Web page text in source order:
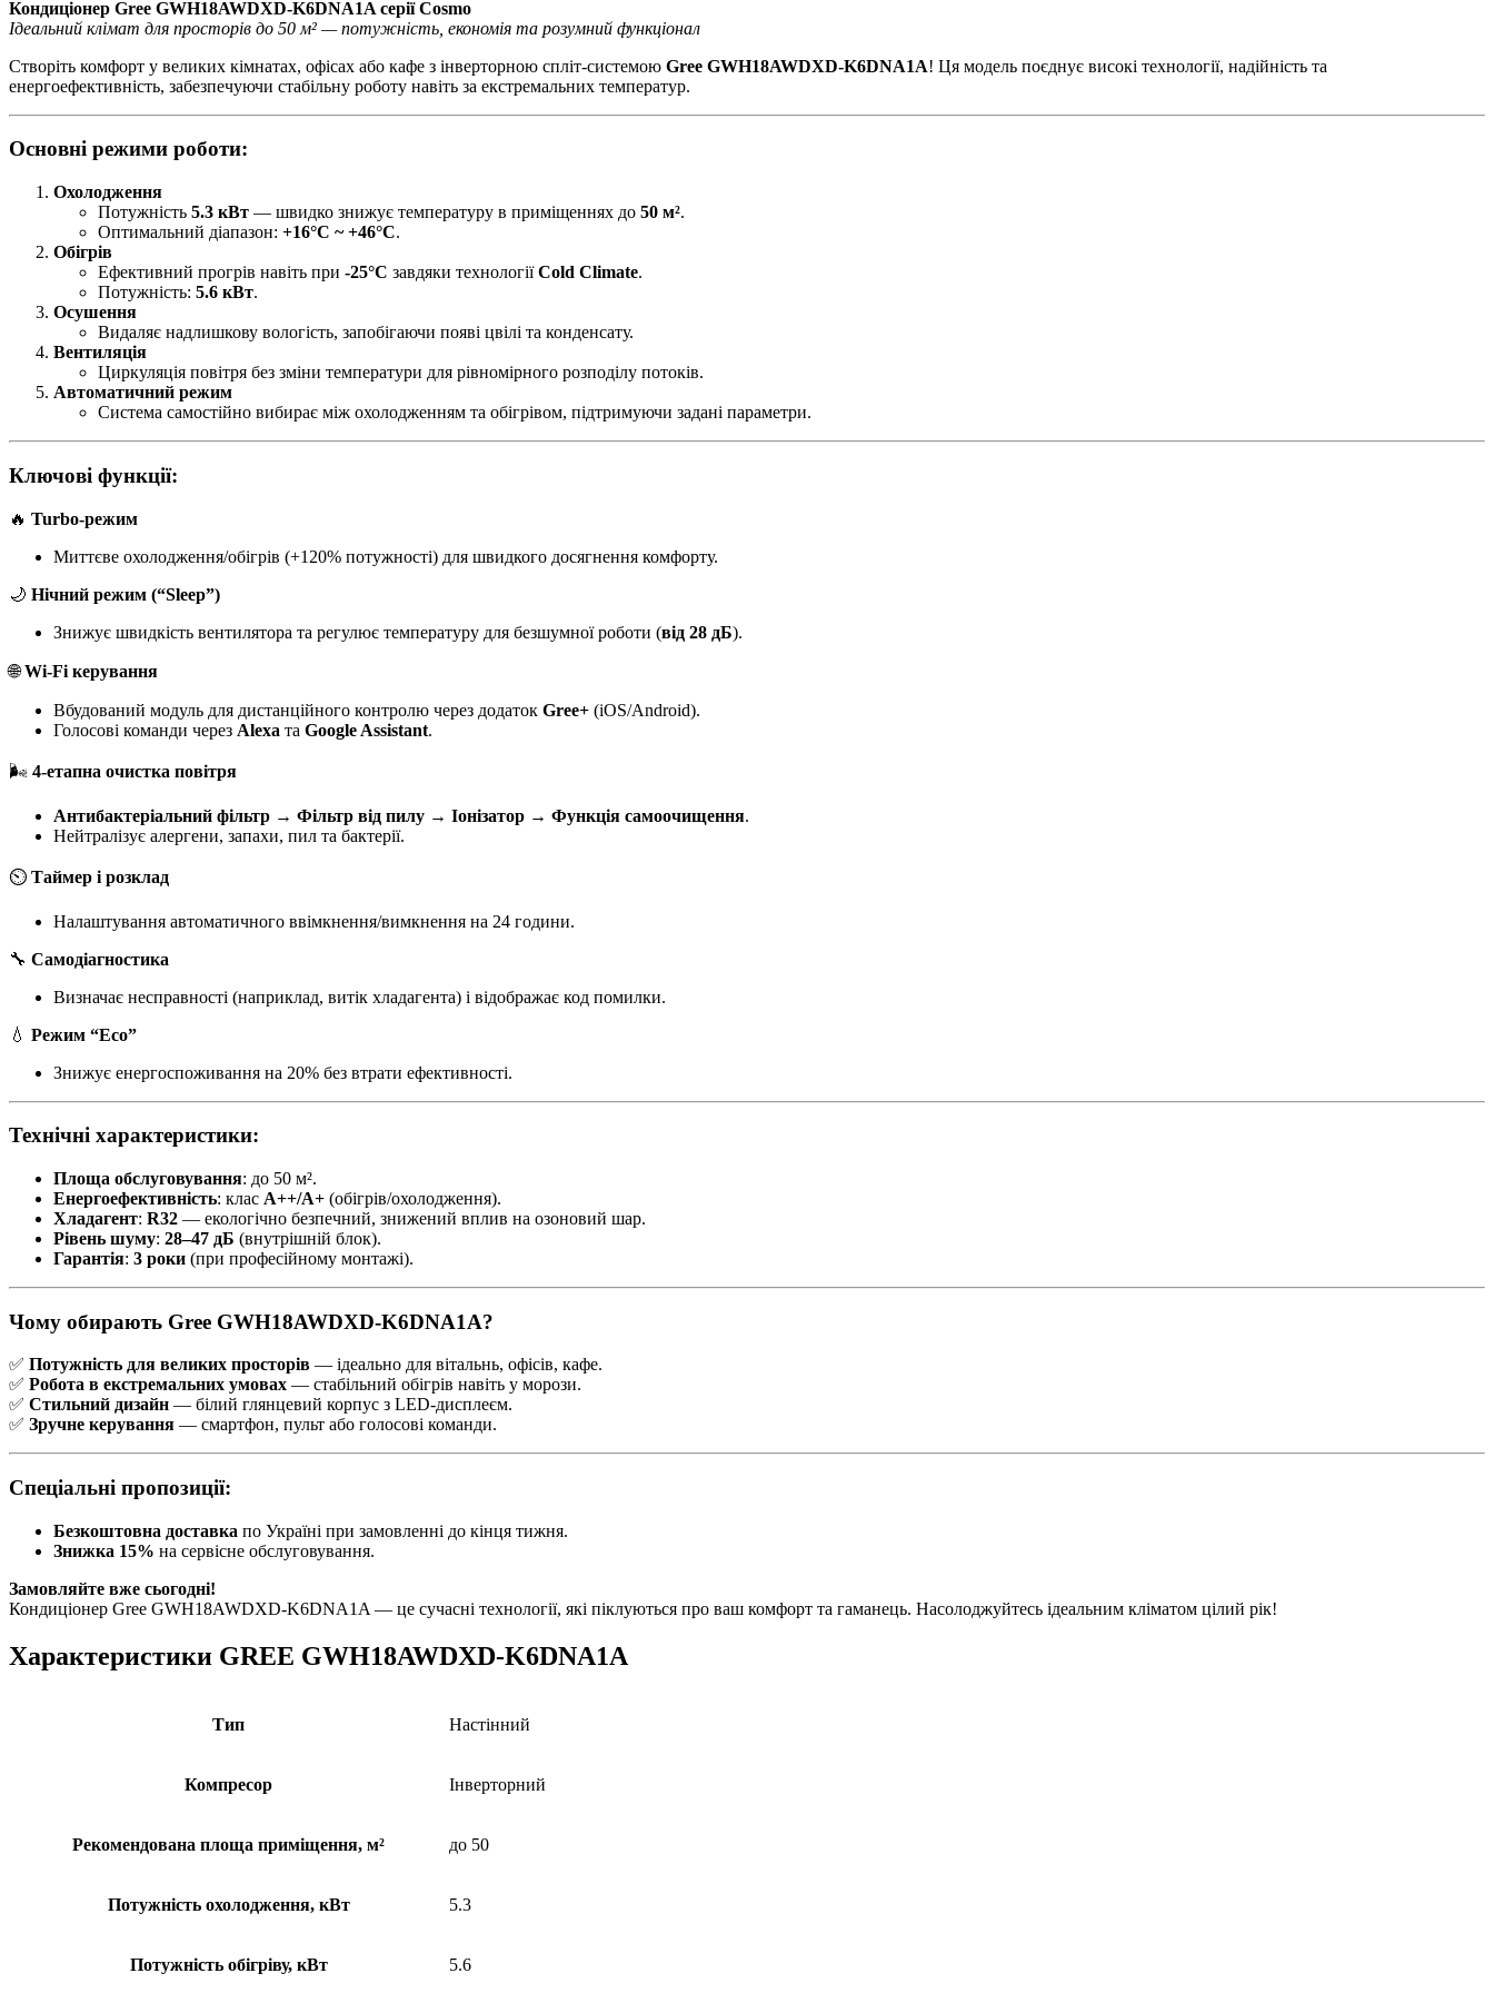
Кондиціонер Gree GWH18AWDXD-K6DNA1A серії Cosmo
Ідеальний клімат для просторів до 50 м² — потужність, економія та розумний функціонал
Створіть комфорт у великих кімнатах, офісах або кафе з інверторною спліт-системою Gree GWH18AWDXD-K6DNA1A! Ця модель поєднує високі технології, надійність та
енергоефективність, забезпечуючи стабільну роботу навіть за екстремальних температур.
Основні режими роботи:
Охолодження
Потужність 5.3 кВт — швидко знижує температуру в приміщеннях до 50 м².
Оптимальний діапазон: +16°C ~ +46°C.
Обігрів
Ефективний прогрів навіть при -25°C завдяки технологіїCold Climate.
Потужність: 5.6 кВт.
Осушення
Видаляє надлишкову вологість, запобігаючи появі цвілі та конденсату.
Вентиляція
Циркуляція повітря без зміни температури для рівномірного розподілу потоків.
Автоматичний режим
Система самостійно вибирає між охолодженням та обігрівом, підтримуючи задані параметри.
Ключові функції:
🔥 Turbo-режим
Миттєве охолодження/обігрів (+120% потужності) для швидкого досягнення комфорту.
🌙 Нічний режим (“Sleep”)
Знижує швидкість вентилятора та регулює температуру для безшумної роботи (від 28 дБ).
🌐Wi-Fi керування
Вбудований модуль для дистанційного контролю через додаток Gree+ (iOS/Android).
Голосові команди через Alexa та Google Assistant.
🌬️ 4-етапна очистка повітря
Антибактеріальний фільтр → Фільтр від пилу → Іонізатор → Функція самоочищення.
Нейтралізує алергени, запахи, пил та бактерії.
⏲️ Таймер і розклад
Налаштування автоматичного ввімкнення/вимкнення на 24 години.
🔧 Самодіагностика
Визначає несправності (наприклад, витік хладагента) і відображає код помилки.
💧 Режим “Eco”
Знижує енергоспоживання на 20% без втрати ефективності.
Технічні характеристики:
Площа обслуговування: до 50 м².
Енергоефективність: клас А++/A+ (обігрів/охолодження).
Хладагент: R32 — екологічно безпечний, знижений вплив на озоновий шар.
Рівень шуму: 28–47 дБ (внутрішній блок).
Гарантія: 3 роки (при професійному монтажі).
Чому обирають Gree GWH18AWDXD-K6DNA1A?
✅ Потужність для великих просторів — ідеально для вітальнь, офісів, кафе.
✅ Робота в екстремальних умовах — стабільний обігрів навіть у морози.
✅ Стильний дизайн — білий глянцевий корпус з LED-дисплеєм.
✅ Зручне керування — смартфон, пульт або голосові команди.
Спеціальні пропозиції:
Безкоштовна доставка по Україні при замовленні до кінця тижня.
Знижка 15% на сервісне обслуговування.
Замовляйте вже сьогодні!
Кондиціонер Gree GWH18AWDXD-K6DNA1A — це сучасні технології, які піклуються про ваш комфорт та гаманець. Насолоджуйтесь ідеальним кліматом цілий рік!
Характеристики GREE GWH18AWDXD-K6DNA1A
Тип Настінний
Компресор Інверторний
Рекомендована площа приміщення, м² до 50
Потужність охолодження, кВт 5.3
Потужність обігріву, кВт 5.6